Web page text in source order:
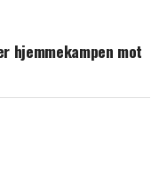
hjemmekampen mot